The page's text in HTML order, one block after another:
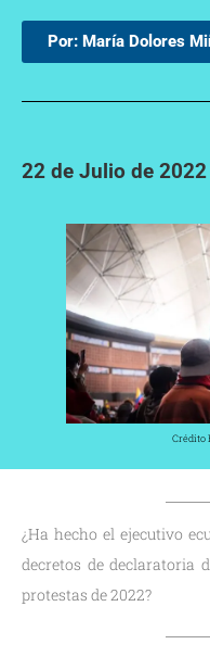
Por: María Dolores
22 de Julio de 2022
Crédito
¿Ha hecho el ejecutivo
decretos de declaratoria
protestas de 2022?